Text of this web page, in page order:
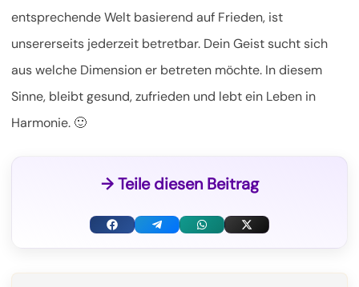
entsprechende Welt basierend auf Frieden, ist
unsererseits jederzeit betretbar. Dein Geist sucht sich
aus welche Dimension er betreten möchte. In diesem
Sinne, bleibt gesund, zufrieden und lebt ein Leben in
Harmonie. 🙂
→ Teile diesen Beitrag
F
T
W
X